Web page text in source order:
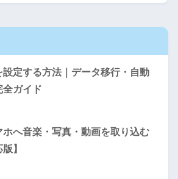
設定する方法｜データ移行・自動
全ガイド
へ音楽・写真・動画を取り込む
】